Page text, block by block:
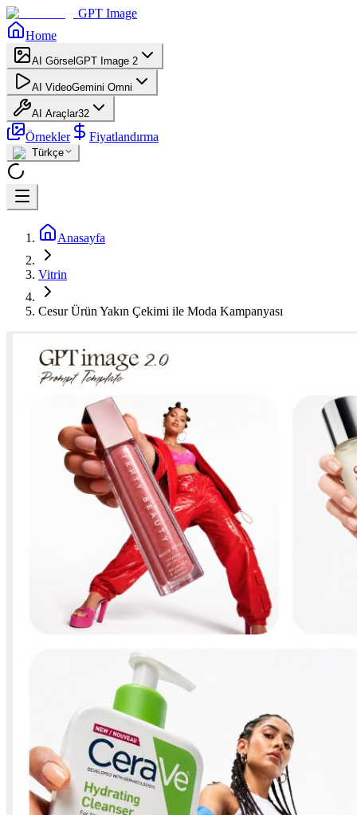
GPT Image
Home
AI Görsel GPT Image 2
AI VideoGemini Omni
AI Araçlar32
Örnekler Fiyatlandırma
Türkçe
Anasayfa
Vitrin
Cesur Ürün Yakın Çekimi ile Moda Kampanyası